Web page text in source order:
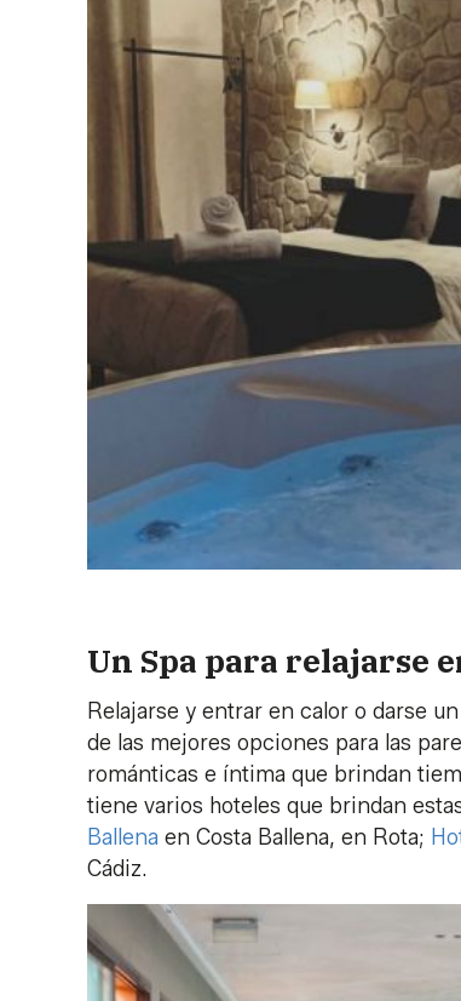
Un Spa para relajarse
Relajarse y entrar en calor o darse
de las mejores opciones para las
románticas e íntima que brindan
tiene varios hoteles que brindan
Ballena en Costa Ballena, en Rota;
Cádiz.